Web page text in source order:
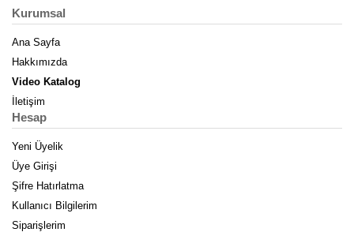
Kurumsal
Ana Sayfa
Hakkımızda
Video Katalog
İletişim
Hesap
Yeni Üyelik
Üye Girişi
Şifre Hatırlatma
Kullanıcı Bilgilerim
Siparişlerim